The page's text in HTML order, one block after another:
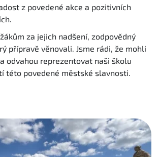
z povedené akce a pozitivních
za jejich nadšení, zodpovědný
přípravě věnovali. Jsme rádi, že mohli
odvahou reprezentovat naši školu
této povedené městské slavnosti.